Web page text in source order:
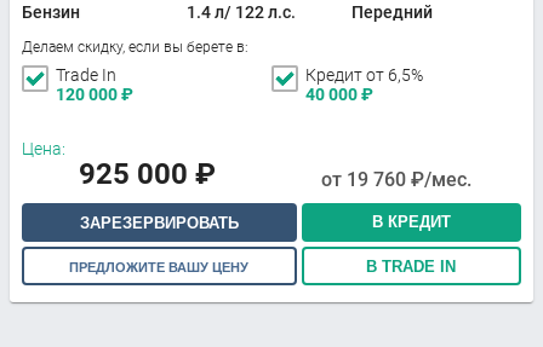
Бензин
1.4 л/ 122 л.с.
Передний
Делаем скидку, если вы берете в:
Trade In
120 000₽
Кредит от 6,5%
40 000₽
Цена:
925 000 ₽ от 19 760 ₽/мес.
ЗАРЕЗЕРВИРОВАТЬ В КРЕДИТ
ПРЕДЛОЖИТЕ ВАШУ ЦЕНУ В TRADE IN